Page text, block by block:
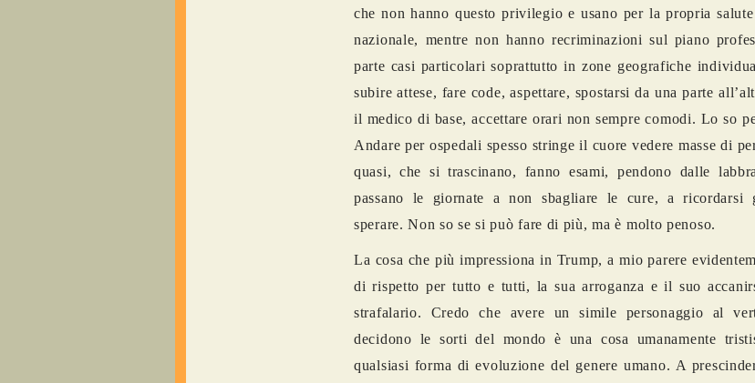
che non hanno questo privilegio e usano per la propria
nazionale, mentre non hanno recriminazioni sul piano
parte casi particolari soprattutto in zone geografiche
subire attese, fare code, aspettare, spostarsi da una parte
il medico di base, accettare orari non sempre comodi. Lo so
Andare per ospedali spesso stringe il cuore vedere masse di
quasi, che si trascinano, fanno esami, pendono dalle
passano le giornate a non sbagliare le cure, a ricordarsi
sperare. Non so se si può fare di più, ma è molto penoso.
La cosa che più impressiona in Trump, a mio parere
di rispetto per tutto e tutti, la sua arroganza e il suo
strafalario. Credo che avere un simile personaggio al
decidono le sorti del mondo è una cosa umanamente
qualsiasi forma di evoluzione del genere umano. A